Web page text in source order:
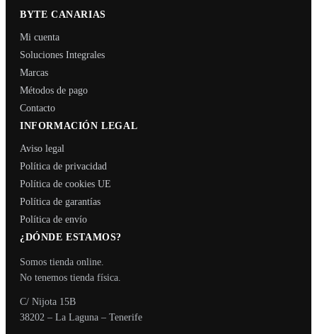
BYTE CANARIAS
Mi cuenta
Soluciones Integrales
Marcas
Métodos de pago
Contacto
INFORMACIÓN LEGAL
Aviso legal
Política de privacidad
Política de cookies UE
Política de garantías
Política de envío
¿DÓNDE ESTAMOS?
Somos tienda online.
No tenemos tienda física.
C/ Nijota 15B
38202 – La Laguna – Tenerife